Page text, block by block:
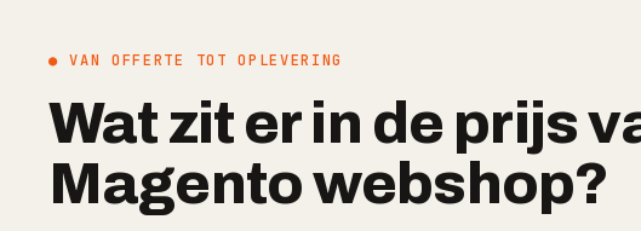
● VAN OFFERTE TOT OPLEVERING
Wat zit er in de prijs
Magento webshop?